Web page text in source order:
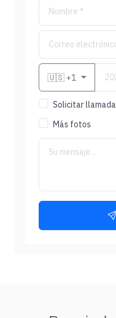
🇺🇸+1
Solicitar llamada
Más fotos